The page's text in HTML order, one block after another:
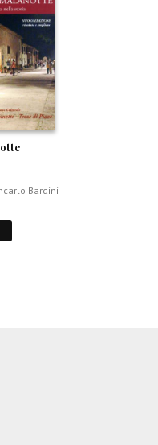
Bardini